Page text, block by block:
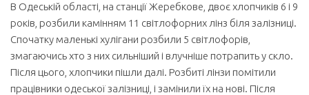
В Одеській області, на станції Жеребкове, двоє хлопчиків 6 і 9
років, розбили камінням 11 світлофорних лінз біля залізниці.
Спочатку маленькі хулігани розбили 5 світлофорів,
змагаючись хто з них сильніший і влучніше потрапить у скло.
Після цього, хлопчики пішли далі. Розбиті лінзи помітили
працівники одеської залізниці, і замінили їх на нові. Після